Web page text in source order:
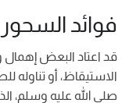
فوائد السحور
قد اعتاد البعض إهمال
الاستيقاظ، أو تناوله
صلي الله عليه وسلم،